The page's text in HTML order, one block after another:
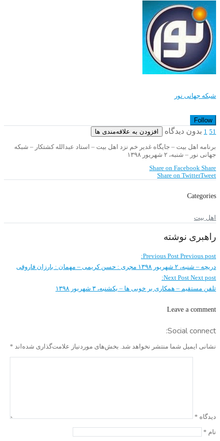
شبکه جهانی نور
Follow
51
1 بدون دیدگاه افزودن به علاقه‌مندی ها
برنامه اهل بیت – جایگاه غدیر خم نزد اهل بیت – استاد عبدالله کشتکار – شبکه
جهانی نور – شنبه، ۲ شهریور ۱۳۹۸
Share on Facebook Share
Share on TwitterTweet
Categories
اهل بیت
راهبری نوشته
Previous Post Previous post:
دریچه – شنبه، ۲ شهریور ۱۳۹۸ مجری : حسن کریمی – مهمان : بارزان فاروقی
Next Post Next post:
تلفن مستقیم – همکاری بر خوبی ها – یکشنبه، ۳ شهریور ۱۳۹۸
Leave a comment
Social connect:
نشانی ایمیل شما منتشر نخواهد شد. بخش‌های موردنیاز علامت‌گذاری شده‌اند *
دیدگاه *
نام *